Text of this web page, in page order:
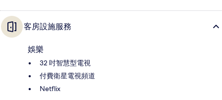
客房設施服務
娛樂
32 吋智慧型電視
付費衛星電視頻道
Netflix